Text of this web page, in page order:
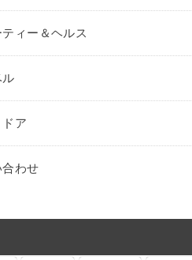
ティー＆ヘルス
ル
ドア
合わせ